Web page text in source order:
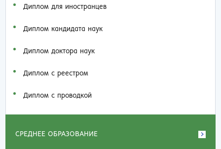
Диплом для иностранцев
Диплом кандидата наук
Диплом доктора наук
Диплом с реестром
Диплом с проводкой
СРЕДНЕЕ ОБРАЗОВАНИЕ